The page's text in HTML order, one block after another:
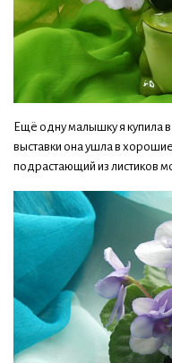
Ещё одну малышку я купила
выставки она ушла в
подрастающий из листиков